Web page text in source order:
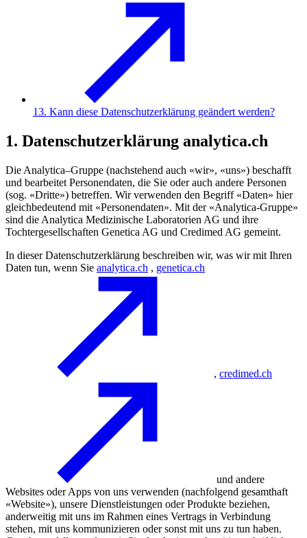
13. Kann diese Datenschutzerklärung geändert werden?
1. Datenschutzerklärung analytica.ch
Die Analytica–Gruppe (nachstehend auch «wir», «uns») beschafft
und bearbeitet Personendaten, die Sie oder auch andere Personen
(sog. «Dritte») betreffen. Wir verwenden den Begriff «Daten» hier
gleichbedeutend mit «Personendaten». Mit der «Analytica-Gruppe»
sind die Analytica Medizinische Laboratorien AG und ihre
Tochtergesellschaften Genetica AG und Credimed AG gemeint.
In dieser Datenschutzerklärung beschreiben wir, was wir mit Ihren
Daten tun, wenn Sie analytica.ch , genetica.ch
, credimed.ch
und andere
Websites oder Apps von uns verwenden (nachfolgend gesamthaft
«Website»), unsere Dienstleistungen oder Produkte beziehen,
anderweitig mit uns im Rahmen eines Vertrags in Verbindung
stehen, mit uns kommunizieren oder sonst mit uns zu tun haben.